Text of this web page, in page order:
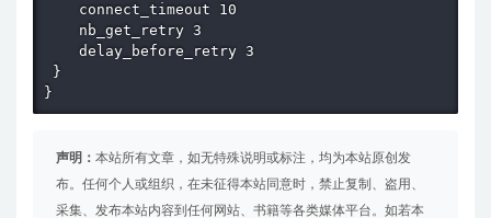
    connect_timeout 10
    nb_get_retry 3
    delay_before_retry 3
}
}
声明： 本站所有文章，如无特殊说明或标注，均为本站原创发
布。任何个人或组织，在未征得本站同意时，禁止复制、盗用、
采集、发布本站内容到任何网站、书籍等各类媒体平台。如若本